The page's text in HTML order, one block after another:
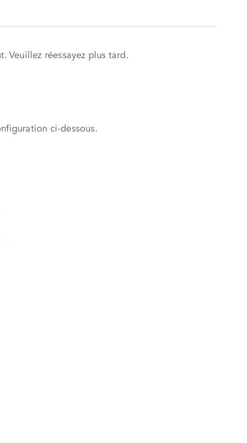
Veuillez réessayez plus tard.
ci-dessous.